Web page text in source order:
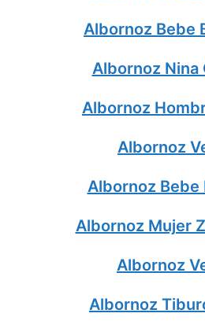
Albornoz Bebe
Albornoz Nina
Albornoz
Albornoz
Albornoz Bebe
Albornoz Mujer
Albornoz
Albornoz